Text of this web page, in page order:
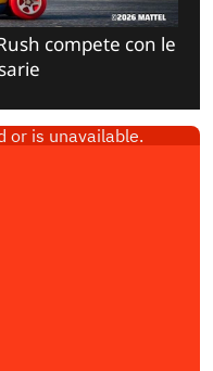
compete con le